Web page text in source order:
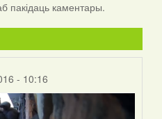
пакідаць каментары.
- 10:16